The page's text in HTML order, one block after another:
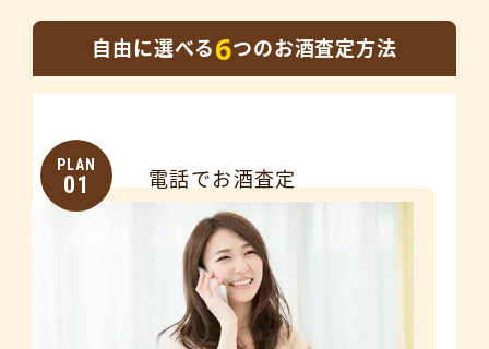
自由に選べる6つのお酒査定方法
PLAN
01 電話でお酒査定